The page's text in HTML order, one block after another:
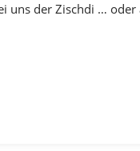
uns der Zischdi … oder